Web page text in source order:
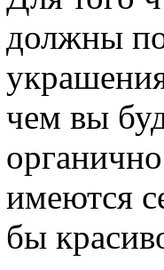
должны
чем вы
имеются
бы